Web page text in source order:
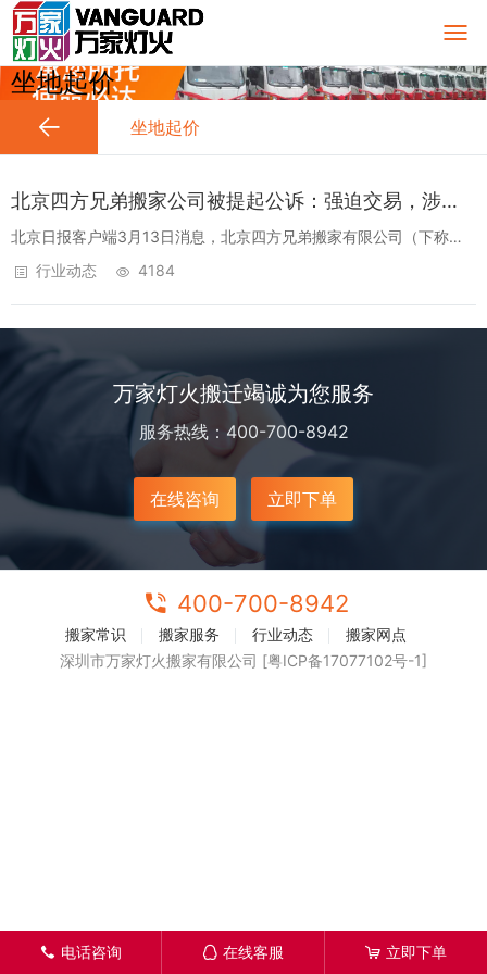
坐地起价
坐地起价
北京四方兄弟搬家公司被提起公诉：强迫交易，涉案超13万
北京日报客户端3月13日消息，北京四方兄弟搬家有限公司（下称四
方兄弟搬家公司）涉嫌强迫交易一案又有新进展。记者从北京市朝阳
行业动态 4184
万家灯火搬迁竭诚为您服务
服务热线：400-700-8942
在线咨询 立即下单
400-700-8942
搬家常识 搬家服务 行业动态
搬家网点
深圳市万家灯火搬家有限公司 [粤ICP备17077102号-1]
󦁁 电话咨询 󦊱 在线客服 󦞡 立即下单